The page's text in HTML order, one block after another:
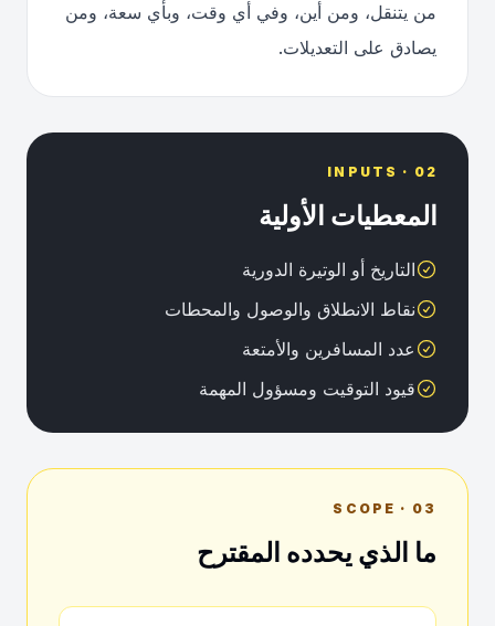
من يتنقل، ومن أين، وفي أي وقت، وبأي سعة، ومن
يصادق على التعديلات.
02 · INPUTS
المعطيات الأولية
التاريخ أو الوتيرة الدورية
نقاط الانطلاق والوصول والمحطات
عدد المسافرين والأمتعة
قيود التوقيت ومسؤول المهمة
03 · SCOPE
ما الذي يحدده المقترح